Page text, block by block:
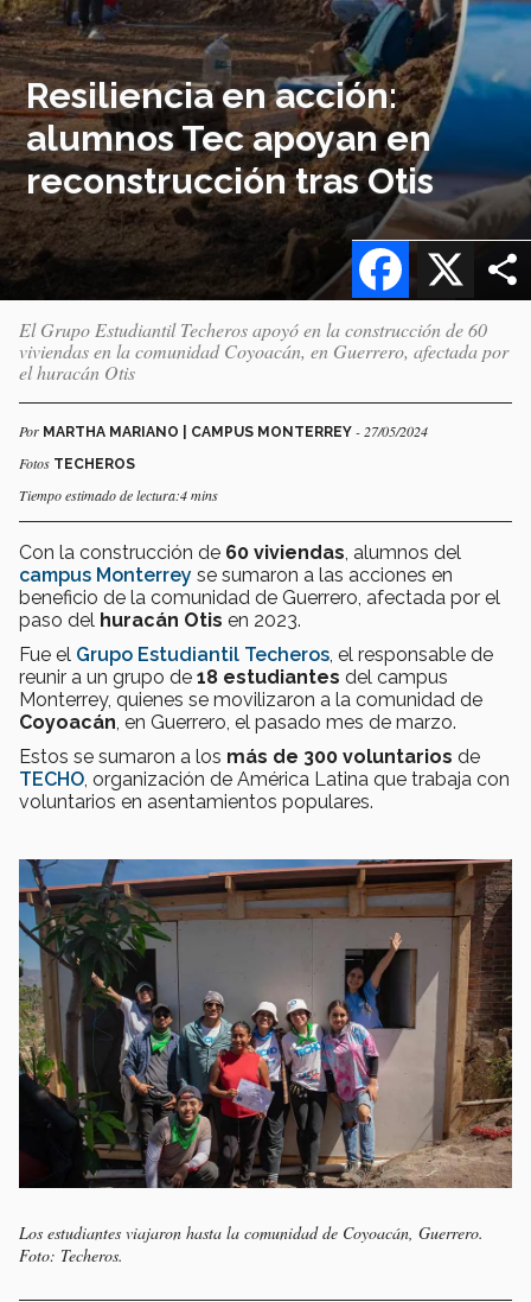
Resiliencia en acción:
alumnos Tec apoyan en
reconstrucción tras Otis
X
Facebook
El Grupo Estudiantil Techeros apoyó en la construcción de 60
viviendas en la comunidad Coyoacán, en Guerrero, afectada por
el huracán Otis
Por MARTHA MARIANO | CAMPUS MONTERREY - 27/05/2024
Fotos TECHEROS
Tiempo estimado de lectura:4 mins
Con la construcción de 60 viviendas , alumnos del
campus Monterrey se sumaron a las acciones en
beneficio de la comunidad de Guerrero, afectada por el
paso del huracán Otis en 2023.
Fue el Grupo Estudiantil Techeros , el responsable de
reunir a un grupo de 18 estudiantes del campus
Monterrey, quienes se movilizaron a la comunidad de
Coyoacán , en Guerrero, el pasado mes de marzo.
Estos se sumaron a los más de 300 voluntarios de
TECHO , organización de América Latina que trabaja con
voluntarios en asentamientos populares.
Los estudiantes viajaron hasta la comunidad de Coyoacán, Guerrero.
Foto: Techeros.